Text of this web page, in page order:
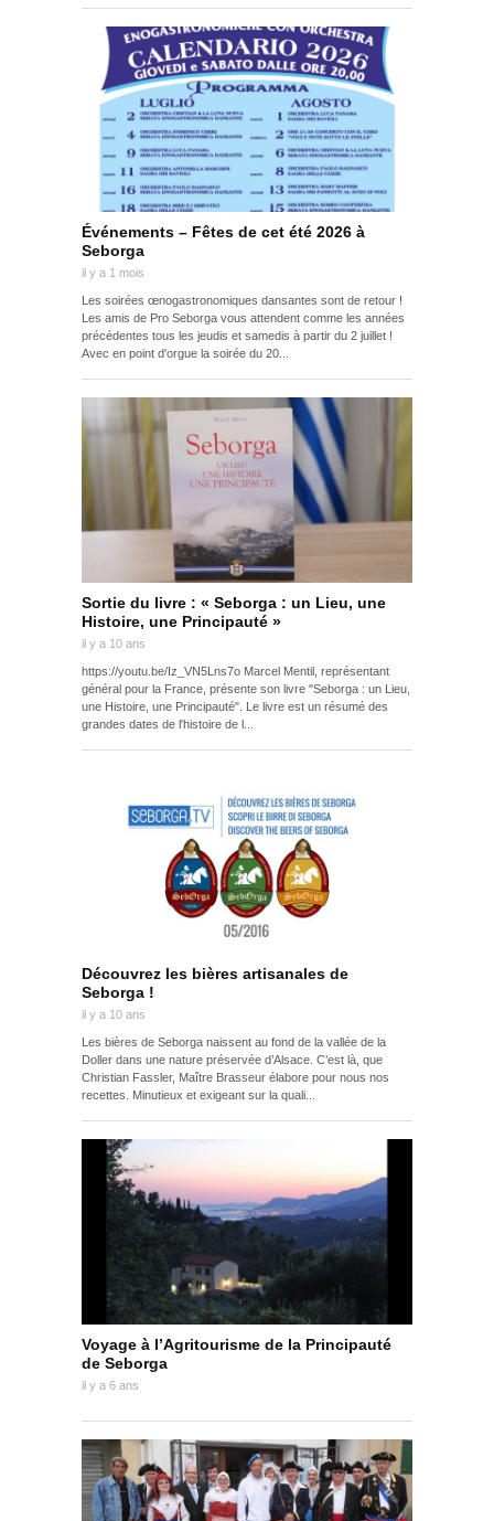
Événements – Fêtes de cet été 2026 à
Seborga
il y a 1 mois
Les soirées œnogastronomiques dansantes sont de retour !
Les amis de Pro Seborga vous attendent comme les années
précédentes tous les jeudis et samedis à partir du 2 juillet !
Avec en point d'orgue la soirée du 20...
Sortie du livre : « Seborga : un Lieu, une
Histoire, une Principauté »
il y a 10 ans
https://youtu.be/Iz_VN5Lns7o Marcel Mentil, représentant
général pour la France, présente son livre "Seborga : un Lieu,
une Histoire, une Principauté". Le livre est un résumé des
grandes dates de l'histoire de l...
Découvrez les bières artisanales de
Seborga !
il y a 10 ans
Les bières de Seborga naissent au fond de la vallée de la
Doller dans une nature préservée d’Alsace. C’est là, que
Christian Fassler, Maître Brasseur élabore pour nous nos
recettes. Minutieux et exigeant sur la quali...
Voyage à l’Agritourisme de la Principauté
de Seborga
il y a 6 ans